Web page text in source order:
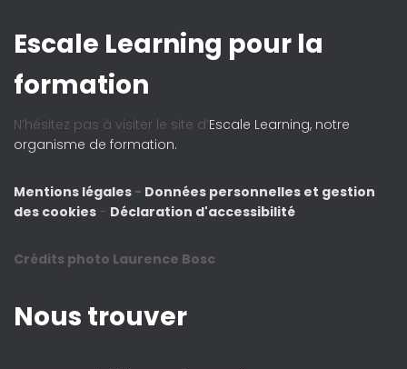
Escale Learning pour la
formation
N’hésitez pas à visiter le site d’Escale Learning, notre
organisme de formation.
Mentions légales - Données personnelles et gestion
des cookies - Déclaration d'accessibilité
Crédits photo Laurence Bosc
Nous trouver